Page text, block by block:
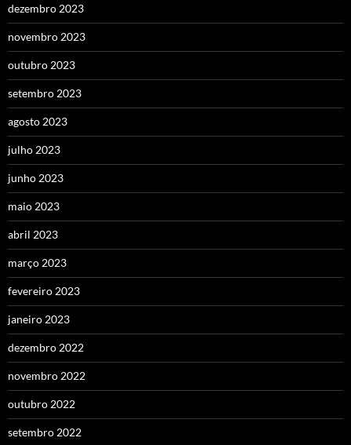
dezembro 2023
novembro 2023
outubro 2023
setembro 2023
agosto 2023
julho 2023
junho 2023
maio 2023
abril 2023
março 2023
fevereiro 2023
janeiro 2023
dezembro 2022
novembro 2022
outubro 2022
setembro 2022